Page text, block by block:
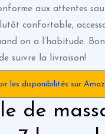
aux attentes
confortable,
on a l’habitude.
suivre la livraison!
les disponibilités sur
de